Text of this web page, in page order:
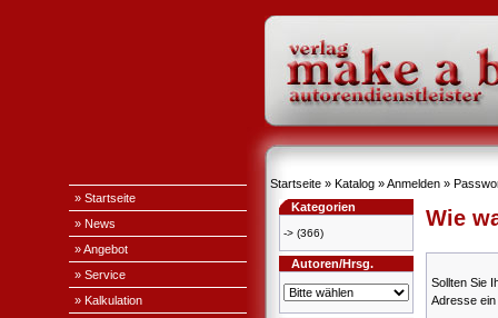
» Startseite
» News
» Angebot
» Service
» Kalkulation
Startseite » Katalog »Anmelden »
Kategorien
-> (366)
Autoren/Hrsg.
Wie
Sollten Sie
Adresse